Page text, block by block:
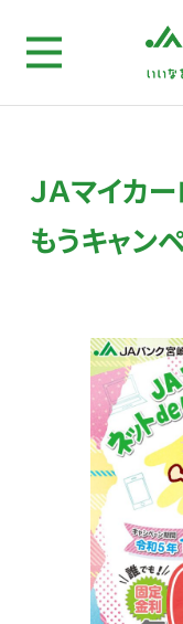
ＪＡマイカ
もうキャン